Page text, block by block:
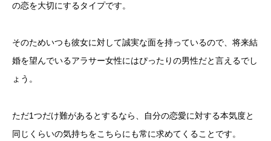
の恋を大切にするタイプです。
そのためいつも彼女に対して誠実な面を持っているので、将来結
婚を望んでいるアラサー女性にはぴったりの男性だと言えるでし
ょう。
ただ1つだけ難があるとするなら、自分の恋愛に対する本気度と
同じくらいの気持ちをこちらにも常に求めてくることです。